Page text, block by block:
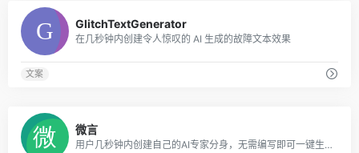
GlitchTextGenerator
在几秒钟内创建令人惊叹的 AI 生成的故障文本效果
文案
微言
用户几秒钟内创建自己的AI专家分身，无需编写即可一键生成，并且可以不断调优。在平台上，用户可以与行业专家互动咨询，得到指导和引领。